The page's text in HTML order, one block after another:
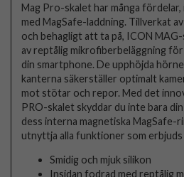
Mag Pro-skalet har många
med MagSafe-laddning. Tillverkat
och behagligt att ta på, ICON
av reptålig mikrofiberbeläggning
din smartphone. De upphöjda
kanterna säkerställer optimalt
mot stötar och repor. Med det
PRO-skalet skyddar du inte bara
dess interna magnetiska MagSafe-
utnyttja alla funktioner som
Smidig och mjuk silikon
Insidan fodrad med reptålig